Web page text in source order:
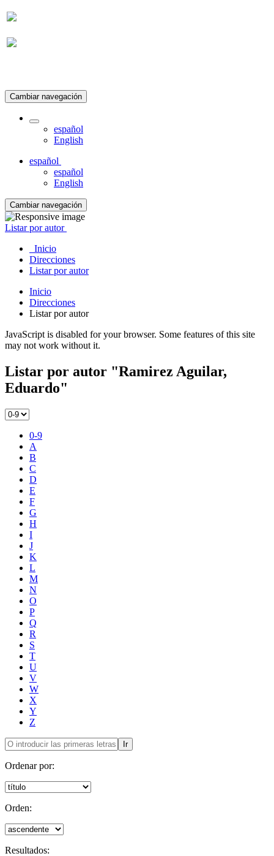
Cambiar navegación
español
English
español
español
English
Cambiar navegación
Listar por autor
Inicio
Direcciones
Listar por autor
Inicio
Direcciones
Listar por autor
JavaScript is disabled for your browser. Some features of this site
may not work without it.
Listar por autor "Ramirez Aguilar,
Eduardo"
0-9
A
B
C
D
E
F
G
H
I
J
K
L
M
N
O
P
Q
R
S
T
U
V
W
X
Y
Z
Ir
Ordenar por:
Orden:
Resultados: